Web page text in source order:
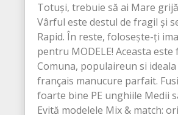
Totuși, trebuie să ai Mare
Vârful este destul de fragil și
Rapid. În reste, folosește-ți
pentru MODELE! Aceasta este
Comuna, populaireun si
français manucure parfait.
foarte bine PE unghiile Medii
Evită modelele Mix & match: